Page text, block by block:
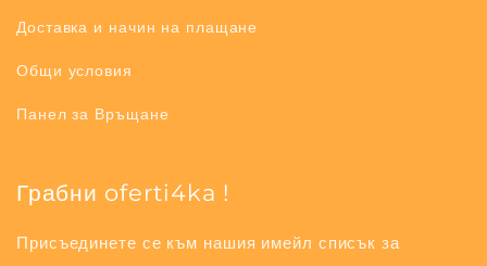
Доставка и начин на плащане
Общи условия
Панел за Връщане
Грабни oferti4ka !
Присъединете се към нашия имейл списък за